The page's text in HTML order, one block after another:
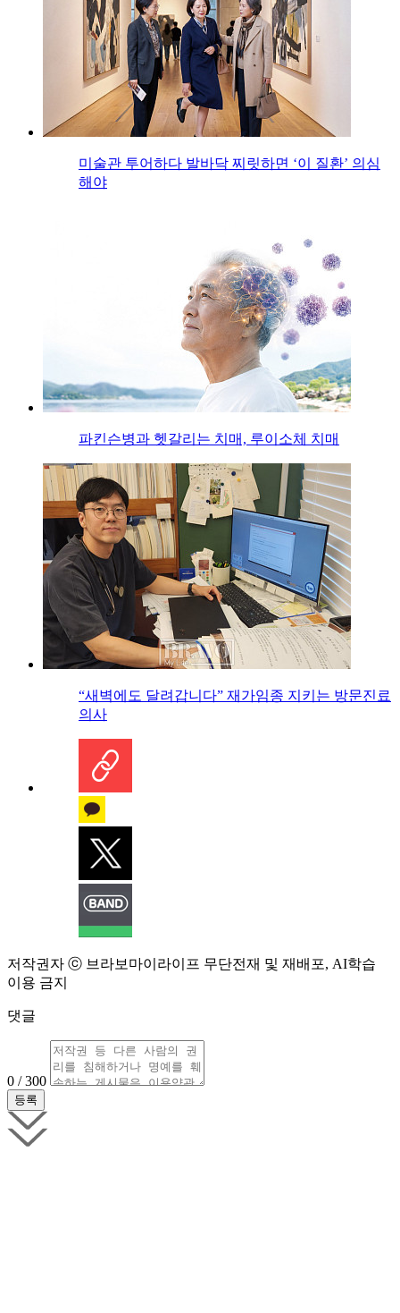
미술관 투어하다 발바닥 찌릿하면 ‘이 질환’ 의심
해야
파킨슨병과 헷갈리는 치매, 루이소체 치매
“새벽에도 달려갑니다” 재가임종 지키는 방문진료
의사
저작권자 ⓒ 브라보마이라이프 무단전재 및 재배포, AI학습
이용 금지
댓글
0 / 300